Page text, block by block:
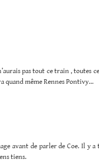
pas tout ce train , toutes
quand même Rennes Pontivy…
avant de parler de Coe. Il y a
tiens.